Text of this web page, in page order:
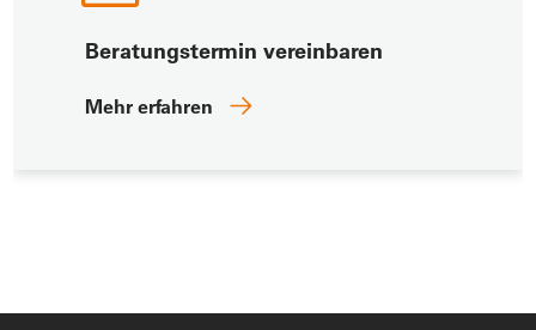
Beratungstermin vereinbaren
Mehr erfahren